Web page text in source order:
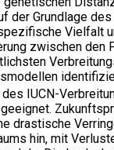
der Grundlage
Vielfalt
zwischen den
des IUCN-
geeignet.
drastische
hin, mit